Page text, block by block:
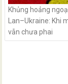
Khủng hoảng
Lan–Ukraine: Khi
vẫn chưa phai